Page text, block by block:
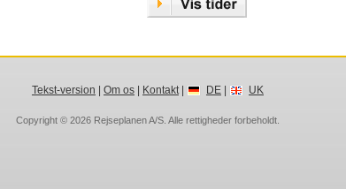
Tekst-version Om os| Kontakt| DE| UK
Copyright © 2026 Rejseplanen A/S . Alle rettigheder forbeholdt.